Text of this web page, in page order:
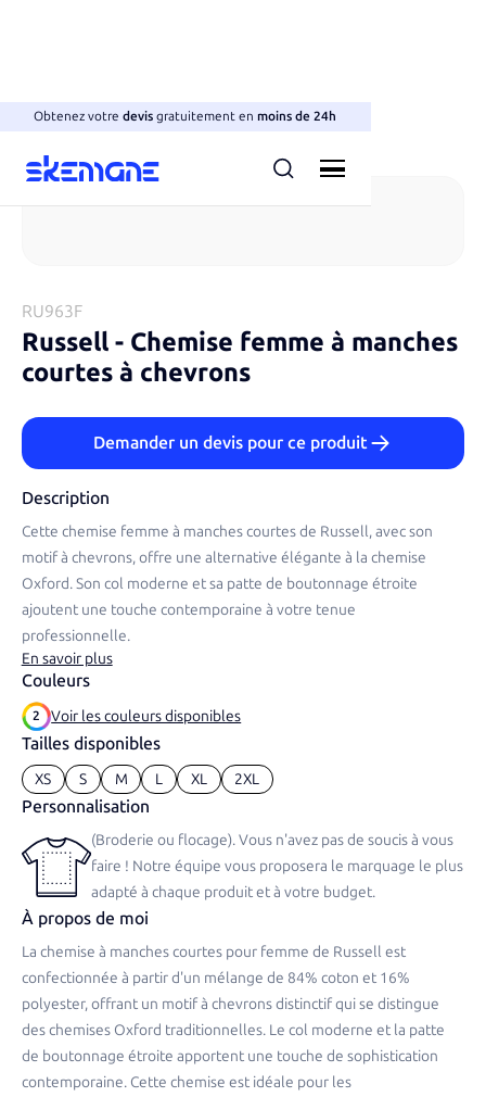
Obtenez votre devisgratuitement enmoins de 24h
RU963F
Russell- Chemise femme à manches
courtes à chevrons
Demander un devis pour ce produit
Description
Cette chemise femme à manches courtes de Russell, avec son
motif à chevrons, offre une alternative élégante à la chemise
Oxford. Son col moderne et sa patte de boutonnage étroite
ajoutent une touche contemporaine à votre tenue
professionnelle.​
En savoir plus
Couleurs
2 Voir les couleurs disponibles
Tailles disponibles
XS S M L XL 2XL
Personnalisation
(Broderie ou flocage). Vous n'avez pas de soucis à vous
faire ! Notre équipe vous proposera le marquage le plus
adapté à chaque produit et à votre budget.
À propos de moi
La chemise à manches courtes pour femme de Russell est
confectionnée à partir d'un mélange de 84% coton et 16%
polyester, offrant un motif à chevrons distinctif qui se distingue
des chemises Oxford traditionnelles. Le col moderne et la patte
de boutonnage étroite apportent une touche de sophistication
contemporaine. Cette chemise est idéale pour les